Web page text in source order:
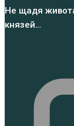
Не щадя
князей…